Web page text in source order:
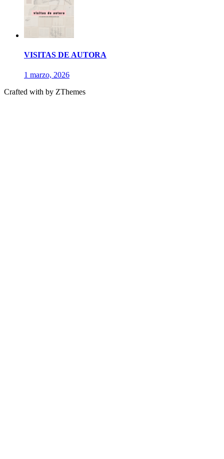
VISITAS DE AUTORA
1 marzo, 2026
Crafted with by ZThemes